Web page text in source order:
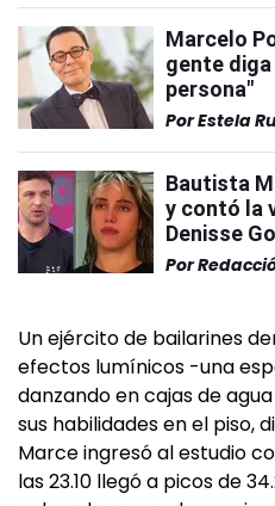
Marcelo
gente diga
persona"
PorEstela
Bautista
y contó la
Denisse
Por
Un ejército de bailarines
efectos lumínicos -una
danzando en cajas de
sus habilidades en el piso,
Marce ingresó al estudio
las 23.10 llegó a picos de